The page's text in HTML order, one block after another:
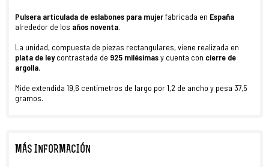
Pulsera articulada de eslabones para mujerfabricada en España
alrededor de los años noventa.
La unidad, compuesta de piezas rectangulares, viene realizada en
plata de leycontrastada de 925 milésimasy cuenta con cierre de
argolla.
Mide extendida 19,6 centímetros de largo por 1,2 de ancho y pesa 37,5
gramos.
MÁS INFORMACIÓN